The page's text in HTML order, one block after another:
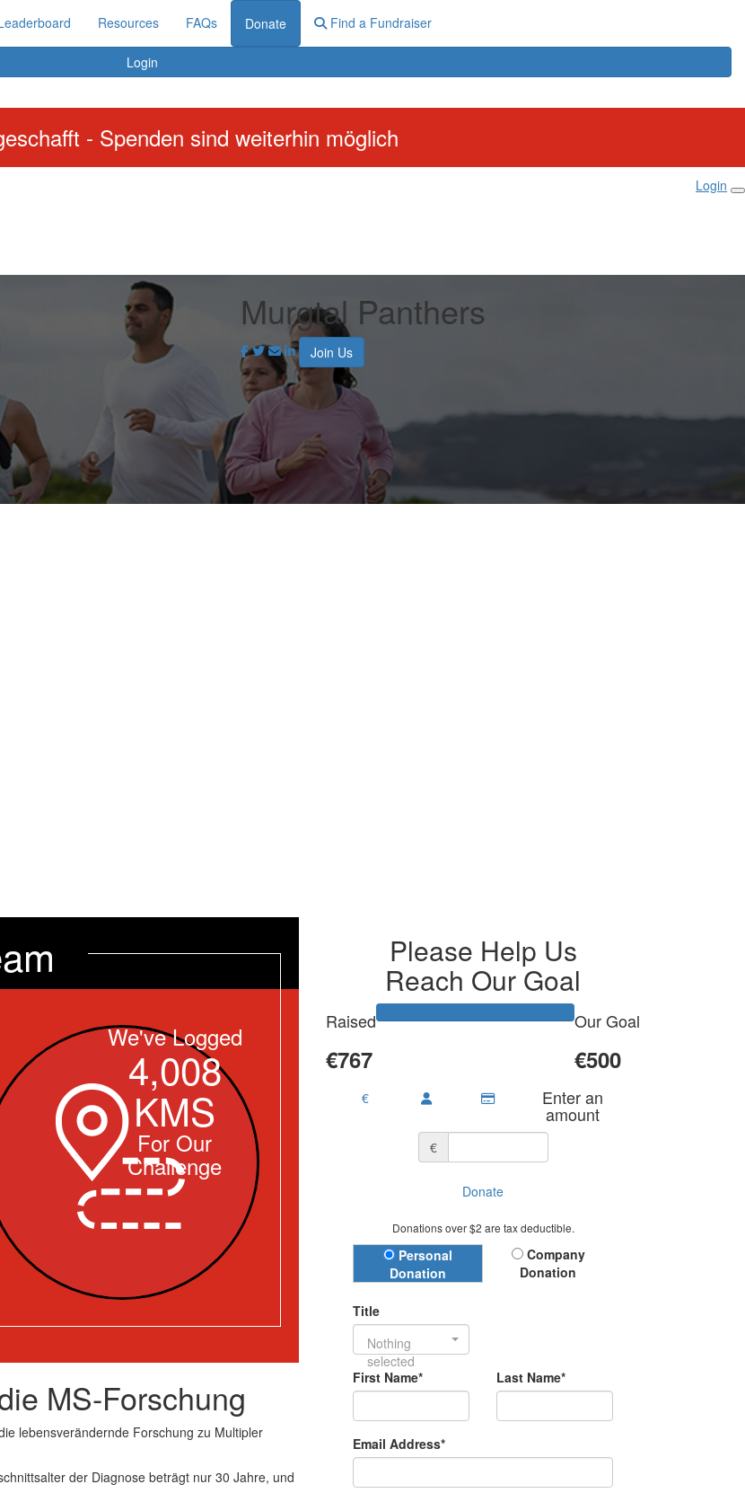
Resources FAQs Donate Find a Fundraiser
Login
- Spenden sind weiterhin möglich
Login
Murgtal Panthers
Join Us
Please Help Us
Reach Our Goal
Raised
€767
Our Goal
€500
€ Enter an
amount
€
Donate
Donations over $2 are tax deductible.
Donation Type
Personal
Donation
Company
Donation
Title
Nothing
selected
First Name*
Last Name*
Email Address*
We've Logged
4,008
KMS
For Our
Challenge
MS-Forschung
lebensverändernde Forschung zu Multipler
der Diagnose beträgt nur 30 Jahre, und